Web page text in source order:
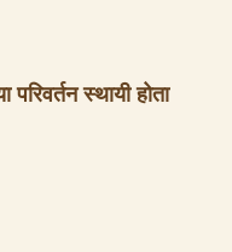
परिवर्तन स्थायी होता